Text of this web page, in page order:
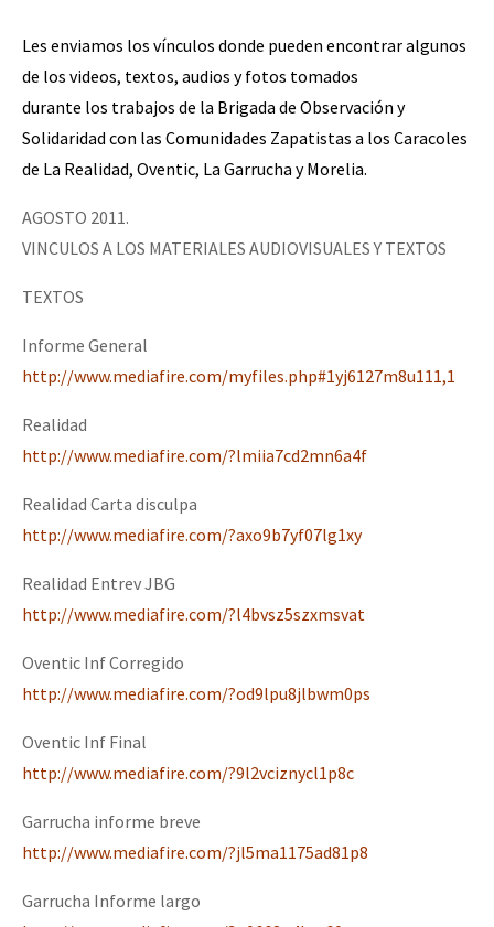
Les enviamos los vínculos donde pueden encontrar algunos
de los videos, textos, audios y fotos tomados
durante los trabajos de la Brigada de Observación y
Solidaridad con las Comunidades Zapatistas a los Caracoles
de La Realidad, Oventic, La Garrucha y Morelia.
AGOSTO 2011.
VINCULOS A LOS MATERIALES AUDIOVISUALES Y TEXTOS
TEXTOS
Informe General
http://www.mediafire.com/myfiles.php#1yj6127m8u111,1
Realidad
http://www.mediafire.com/?lmiia7cd2mn6a4f
Realidad Carta disculpa
http://www.mediafire.com/?axo9b7yf07lg1xy
Realidad Entrev JBG
http://www.mediafire.com/?l4bvsz5szxmsvat
Oventic Inf Corregido
http://www.mediafire.com/?od9lpu8jlbwm0ps
Oventic Inf Final
http://www.mediafire.com/?9l2vciznycl1p8c
Garrucha informe breve
http://www.mediafire.com/?jl5ma1175ad81p8
Garrucha Informe largo